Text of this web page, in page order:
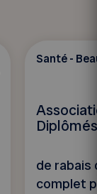
Santé -
Diplômés
de rabais
complet